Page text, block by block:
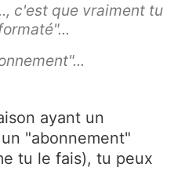
c'est que vraiment tu
ayant un
"abonnement"
tu le fais), tu peux